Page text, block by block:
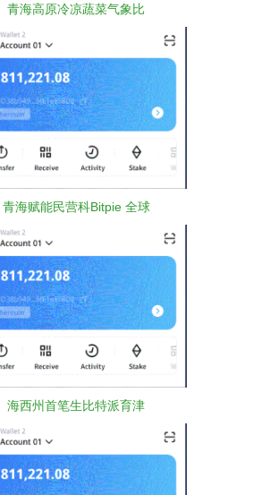
青海高原冷凉蔬菜气象比
青海赋能民营科Bitpie 全球
海西州首笔生比特派育津